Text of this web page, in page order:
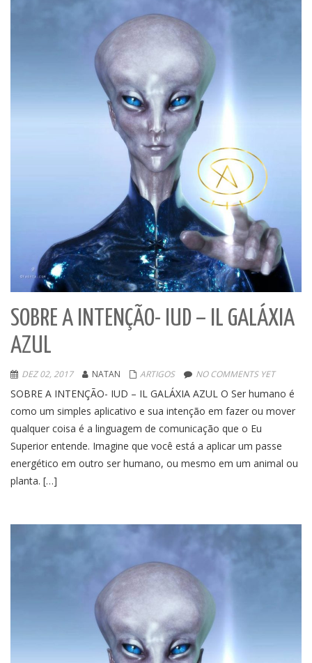
SOBRE A INTENÇÃO- IUD – IL GALÁXIA
AZUL
DEZ 02, 2017 NATAN ARTIGOS NO COMMENTS YET
SOBRE A INTENÇÃO- IUD – IL GALÁXIA AZUL O Ser humano é
como um simples aplicativo e sua intenção em fazer ou mover
qualquer coisa é a linguagem de comunicação que o Eu
Superior entende. Imagine que você está a aplicar um passe
energético em outro ser humano, ou mesmo em um animal ou
planta. […]